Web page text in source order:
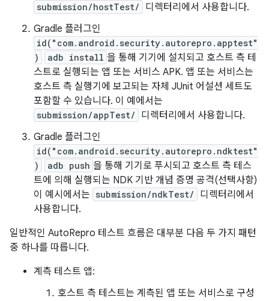
submission/hostTest/
디렉터리에서 사용합니다.
Gradle 플러그인
id("com.android.security.autorepro.apptest"
)
adb install 을 통해 기기에 설치되고 호스트 측 테
스트로 실행되는 앱 또는 서비스 APK. 앱 또는 서비스는
호스트 측 실행기에 보고되는 자체 JUnit 어설션 세트도
포함할 수 있습니다. 이 예에서는
submission/appTest/
디렉터리에서 사용합니다.
Gradle 플러그인
id("com.android.security.autorepro.ndktest"
)
adb push 을 통해 기기로 푸시되고 호스트 측 테스
트에 의해 실행되는 NDK 기반 개념 증명 공격(선택사항)
이 예시에서는 submission/ndkTest/
디렉터리에서
사용합니다.
일반적인 AutoRepro 테스트 흐름은 대부분 다음 두 가지 패턴
중 하나를 따릅니다.
계측 테스트 앱:
호스트 측 테스트는 계측된 앱 또는 서비스로 구성